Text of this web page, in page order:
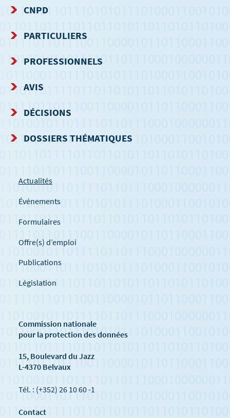
MENU
DE
NAVIGATION
CNPD
PARTICULIERS
PROFESSIONNELS
AVIS
DÉCISIONS
DOSSIERS THÉMATIQUES
Actualités
Événements
Formulaires
Offre(s) d’emploi
Publications
Législation
Commission nationale
pour la protection des données
15, Boulevard du Jazz
L-4370 Belvaux
Tél. : (+352) 26 10 60 -1
Contact